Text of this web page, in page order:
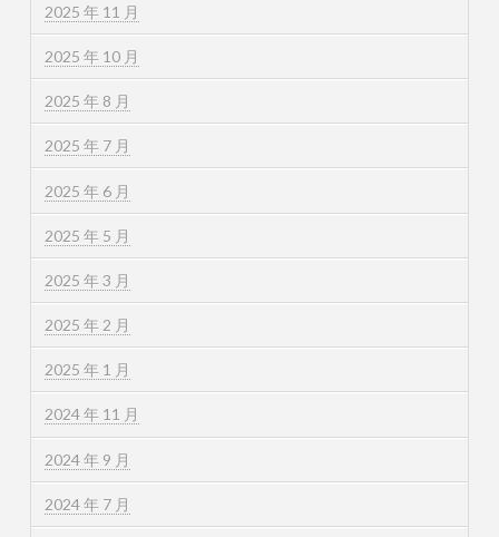
2025 年 11 月
2025 年 10 月
2025 年 8 月
2025 年 7 月
2025 年 6 月
2025 年 5 月
2025 年 3 月
2025 年 2 月
2025 年 1 月
2024 年 11 月
2024 年 9 月
2024 年 7 月